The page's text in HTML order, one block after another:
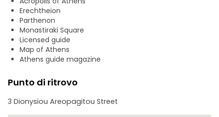
Ammirate altre attrazioni come il Tempio di Atena Nike,
costruito per venerare la dea della vittoria nella speranza di
un esito positivo della lunga guerra contro gli Spartani.
Terminate in Piazza Monastiraki, dove potrete cercare
occasioni nel mercato delle pulci o acquistare regali nei
negozi di souvenir.
Erechtheion
Parthenon
Monastiraki Square
Licensed guide
Map of Athens
Athens guide magazine
Punto di ritrovo
3 Dionysiou Areopagitou Street